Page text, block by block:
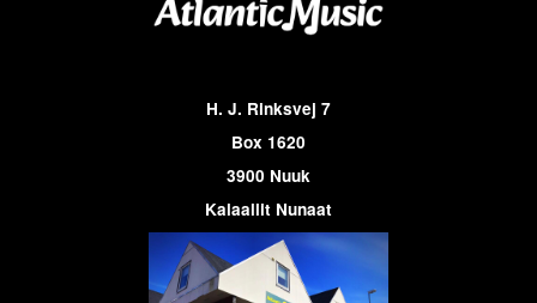
H. J. Rinksvej 7
Box 1620
3900 Nuuk
Kalaallit Nunaat